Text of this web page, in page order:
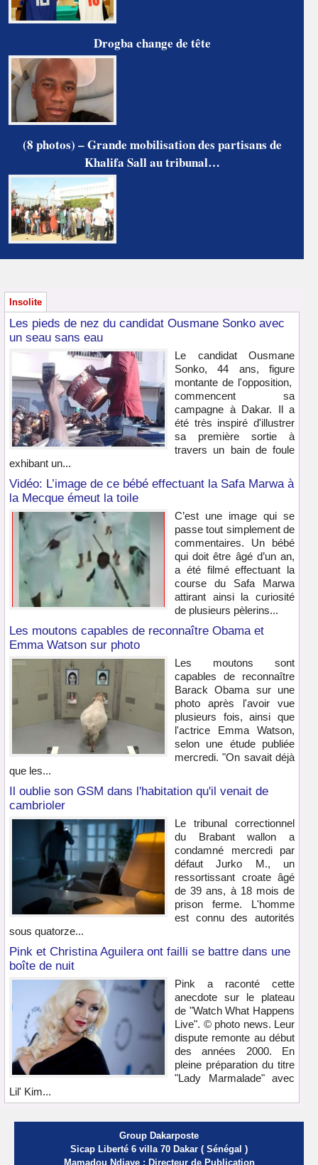
Drogba change de tête
(8 photos) – Grande mobilisation des partisans de
Khalifa Sall au tribunal…
Insolite
Les pieds de nez du candidat Ousmane Sonko avec
un seau sans eau
Le candidat Ousmane
Sonko, 44 ans, figure
montante de l'opposition,
commencent sa
campagne à Dakar. Il a
été très inspiré d'illustrer
sa première sortie à
travers un bain de foule
exhibant un...
Vidéo: L’image de ce bébé effectuant la Safa Marwa à
la Mecque émeut la toile
C’est une image qui se
passe tout simplement de
commentaires. Un bébé
qui doit être âgé d’un an,
a été filmé effectuant la
course du Safa Marwa
attirant ainsi la curiosité
de plusieurs pèlerins...
Les moutons capables de reconnaître Obama et
Emma Watson sur photo
Les moutons sont
capables de reconnaître
Barack Obama sur une
photo après l'avoir vue
plusieurs fois, ainsi que
l'actrice Emma Watson,
selon une étude publiée
mercredi. "On savait déjà
que les...
Il oublie son GSM dans l'habitation qu'il venait de
cambrioler
Le tribunal correctionnel
du Brabant wallon a
condamné mercredi par
défaut Jurko M., un
ressortissant croate âgé
de 39 ans, à 18 mois de
prison ferme. L'homme
est connu des autorités
sous quatorze...
Pink et Christina Aguilera ont failli se battre dans une
boîte de nuit
Pink a raconté cette
anecdote sur le plateau
de "Watch What Happens
Live". © photo news. Leur
dispute remonte au début
des années 2000. En
pleine préparation du titre
"Lady Marmalade" avec
Lil' Kim...
Group Dakarposte
Sicap Liberté 6 villa 70 Dakar ( Sénégal )
Mamadou Ndiaye : Directeur de Publication